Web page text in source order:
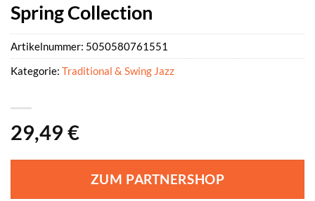
Spring Collection
29,49 €
ZUM PARTNERSHOP
Artikelnummer: 5050580761551
Kategorie: Traditional & Swing Jazz